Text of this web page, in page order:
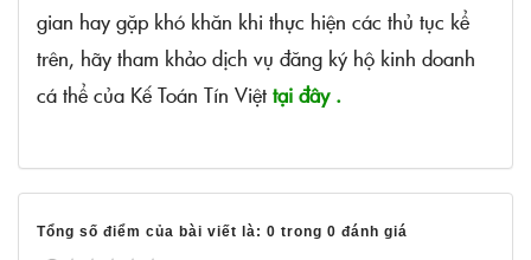
gian hay gặp khó khăn khi thực hiện các thủ tục kể
trên, hãy tham khảo dịch vụ đăng ký hộ kinh doanh
cá thể của Kế Toán Tín Việt tại đây .
Tổng số điểm của bài viết là: 0 trong 0 đánh giá